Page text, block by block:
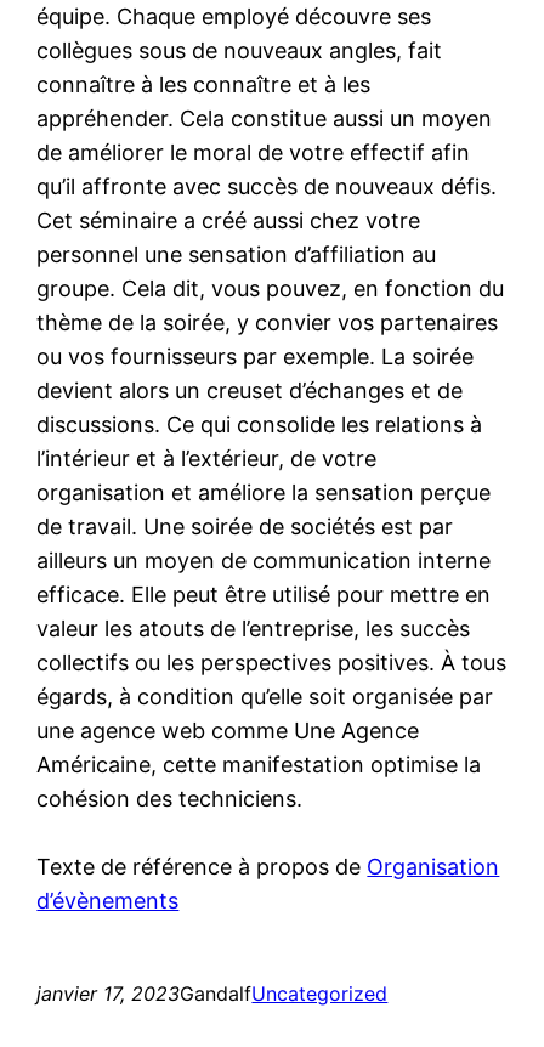
équipe. Chaque employé découvre ses
collègues sous de nouveaux angles, fait
connaître à les connaître et à les
appréhender. Cela constitue aussi un moyen
de améliorer le moral de votre effectif afin
qu’il affronte avec succès de nouveaux défis.
Cet séminaire a créé aussi chez votre
personnel une sensation d’affiliation au
groupe. Cela dit, vous pouvez, en fonction du
thème de la soirée, y convier vos partenaires
ou vos fournisseurs par exemple. La soirée
devient alors un creuset d’échanges et de
discussions. Ce qui consolide les relations à
l’intérieur et à l’extérieur, de votre
organisation et améliore la sensation perçue
de travail. Une soirée de sociétés est par
ailleurs un moyen de communication interne
efficace. Elle peut être utilisé pour mettre en
valeur les atouts de l’entreprise, les succès
collectifs ou les perspectives positives. À tous
égards, à condition qu’elle soit organisée par
une agence web comme Une Agence
Américaine, cette manifestation optimise la
cohésion des techniciens.
Texte de référence à propos de Organisation
d’évènements
janvier 17, 2023GandalfUncategorized